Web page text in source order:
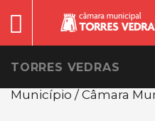
TORRES VEDRAS
Município / Câmara